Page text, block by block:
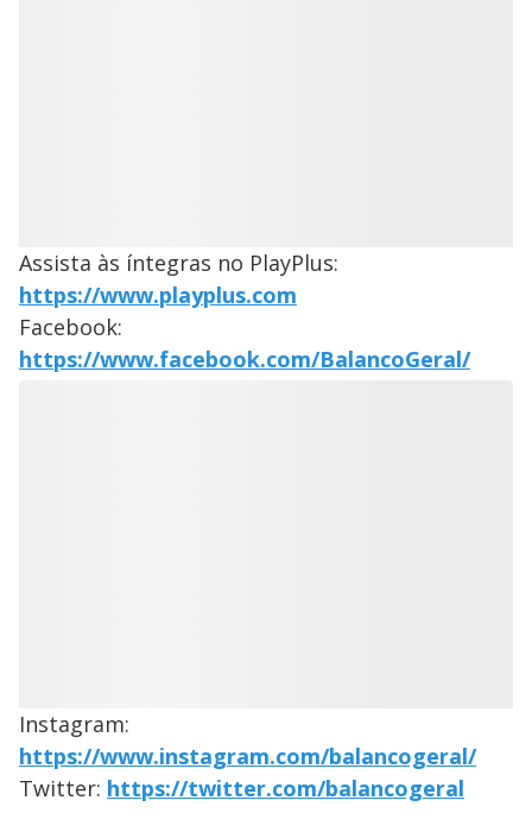
Assista às íntegras no PlayPlus:
https://www.playplus.com
Facebook:
https://www.facebook.com/BalancoGeral/
Instagram:
https://www.instagram.com/balancogeral/
Twitter: https://twitter.com/balancogeral